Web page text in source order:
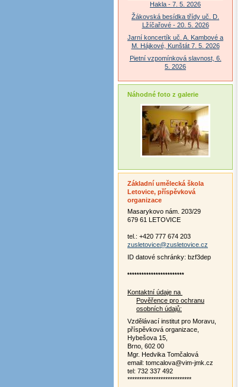
Hakla - 7. 5. 2026
Žákovská besídka třídy uč. D.
Lžíčařové - 20. 5. 2026
Jarní koncertík uč. A. Kambové a
M. Hájkové, Kunštát 7. 5. 2026
Pietní vzpomínková slavnost, 6.
5. 2026
Náhodné foto z galerie
Základní umělecká škola
Letovice, příspěvková
organizace
Masarykovo nám. 203/29
679 61 LETOVICE
tel.: +420 777 674 203
zusletovice@zusletovice.cz
ID datové schránky: bzf3dep
************************
Kontaktní údaje na
Pověřence pro ochranu
osobních údajů:
Vzdělávací institut pro Moravu,
příspěvková organizace,
Hybešova 15,
Brno, 602 00
Mgr. Hedvika Tomčalová
email: tomcalova@vim-jmk.cz
tel: 732 337 492
***************************